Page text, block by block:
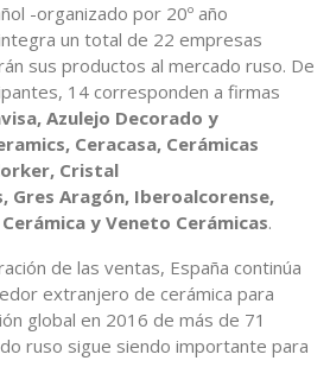
-organizado por 20º año
un total de 22 empresas
sus productos al mercado ruso. De
14 corresponden a firmas
Azulejo Decorado y
Ceracasa, Cerámicas
Cristal
Gres Aragón, Iberoalcorense,
y Veneto Cerámicas.
de las ventas, España continúa
extranjero de cerámica para
global en 2016 de más de 71
ruso sigue siendo importante para